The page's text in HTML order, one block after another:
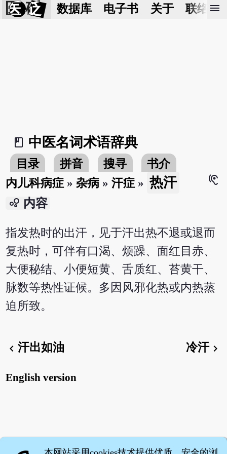
医 砭 数据库 电子书 关于 联络我
menu
book_2
中医名词术语辞典
目录 拼音 搜寻
书介
内儿科病症 »杂病 »汗症 » 热汗
hearing
bubble_chart 内容
指发热时的出汗，见于汗出热不退或退而
复热时，可伴有口渴、烦躁、面红目赤、
大便秘结、小便短黄、舌质红、苔黄干、
脉数等热性证候。多因风邪化热或内热蒸
迫所致。
chevron_left汗出如油 冷汗chevron_right
English version